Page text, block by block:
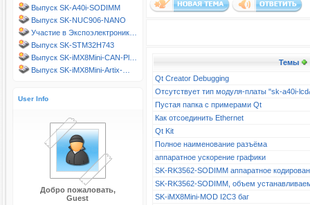
Выпуск SK-A40i-SODIMM
Выпуск SK-NUC906-NANO
Участие в Экспоэлектроник…
Выпуск SK-STM32H743
Выпуск SK-iMX8Mini-CAN-Pl…
Выпуск SK-iMX8Mini-Artix-…
User Info
Добро пожаловать,
Guest
Темы
Qt Creator Debugging
Отсутствует тип модуля-платы "sk-a40i-
Пустая папка с примерами Qt
Как отсоединить Ethernet
Qt Kit
Полное наименование разъёма
аппаратное ускорение графики
SK-RK3562-SODIMM аппаратное
SK-RK3562-SODIMM, объем
SK-iMX8Mini-MOD I2C3 баг